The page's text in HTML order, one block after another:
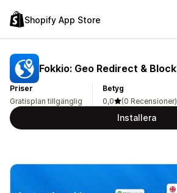
Shopify App Store
Fokkio: Geo Redirect & Block
Priser
Gratisplan tillgänglig
Betyg
0,0
(0 Recensioner)
Installera